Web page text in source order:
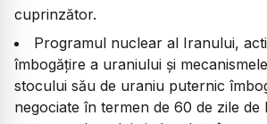
cuprinzător.
Programul nuclear al Iranului,
îmbogățire a uraniului și
stocului său de uraniu puternic
negociate în termen de 60 de zile de